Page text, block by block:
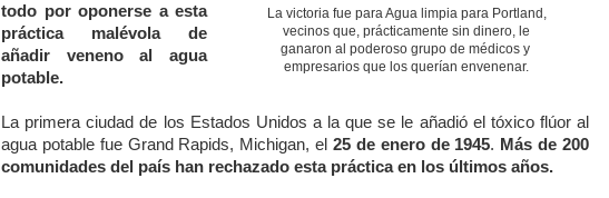
La victoria fue para Agua limpia para Portland,
vecinos que, prácticamente sin dinero, le
ganaron al poderoso grupo de médicos y
empresarios que los querían envenenar.
todo por oponerse a esta
práctica malévola de
añadir veneno al agua
potable.
La primera ciudad de los Estados Unidos a la que se le añadió el tóxico flúor al
agua potable fue Grand Rapids, Michigan, el 25 de enero de 1945. Más de 200
comunidades del país han rechazado esta práctica en los últimos años.